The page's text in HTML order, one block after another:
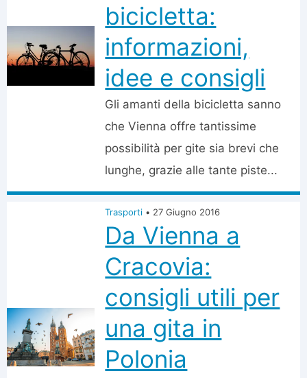
bicicletta:
informazioni,
idee e consigli
Gli amanti della bicicletta sanno
che Vienna offre tantissime
possibilità per gite sia brevi che
lunghe, grazie alle tante piste...
Trasporti • 27 Giugno 2016
Da Vienna a
Cracovia:
consigli utili per
una gita in
Polonia